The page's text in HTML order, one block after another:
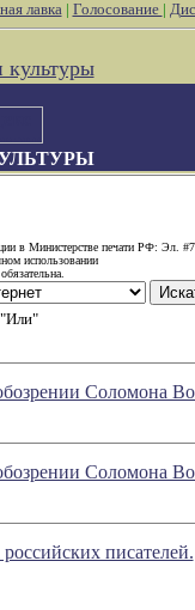
лавка| Голосование |
культуры
в Министерстве печати РФ: Эл.
использовании
"Или"
Соломона
Соломона
писателей.